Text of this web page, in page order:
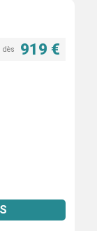
dès 919 €